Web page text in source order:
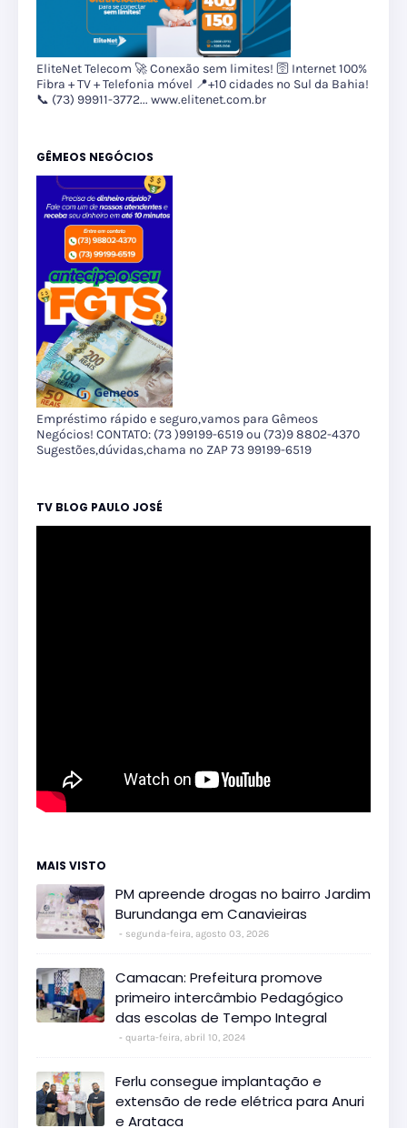
EliteNet Telecom 🚀 Conexão sem limites! 🛜 Internet 100%
Fibra + TV + Telefonia móvel 📍+10 cidades no Sul da Bahia!
📞 (73) 99911-3772... www.elitenet.com.br
GÊMEOS NEGÓCIOS
Empréstimo rápido e seguro,vamos para Gêmeos
Negócios! CONTATO: (73 )99199-6519 ou (73)9 8802-4370
Sugestões,dúvidas,chama no ZAP 73 99199-6519
TV BLOG PAULO JOSÉ
MAIS VISTO
PM apreende drogas no bairro Jardim
Burundanga em Canavieiras
segunda-feira, agosto 03, 2026
Camacan: Prefeitura promove
primeiro intercâmbio Pedagógico
das escolas de Tempo Integral
quarta-feira, abril 10, 2024
Ferlu consegue implantação e
extensão de rede elétrica para Anuri
e Arataca